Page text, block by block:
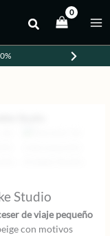
Studio
de viaje pequeño
con motivos